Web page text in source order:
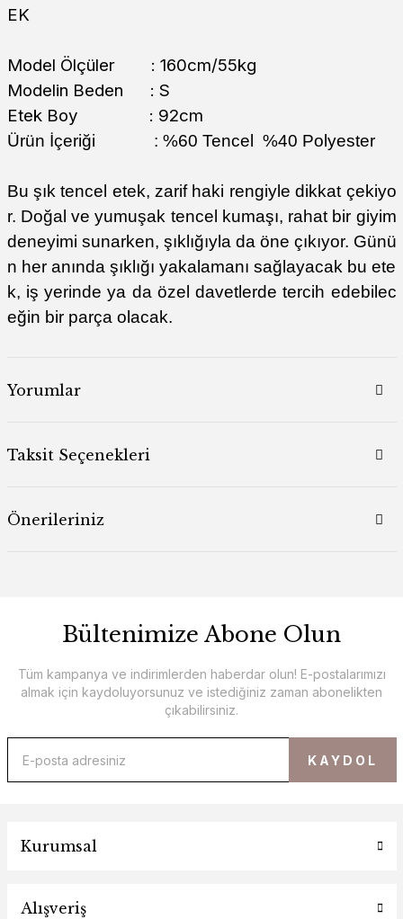
EK
Model Ölçüler : 160cm/55kg
Modelin Beden : S
Etek Boy : 92cm
Ürün İçeriği : %60 Tencel %40 Polyester
Bu şık tencel etek, zarif haki rengiyle dikkat çekiyo
r. Doğal ve yumuşak tencel kumaşı, rahat bir giyim
deneyimi sunarken, şıklığıyla da öne çıkıyor. Günü
n her anında şıklığı yakalamanı sağlayacak bu ete
k, iş yerinde ya da özel davetlerde tercih edebilec
eğin bir parça olacak.
Yorumlar
Taksit Seçenekleri
Önerileriniz
Bültenimize Abone Olun
Tüm kampanya ve indirimlerden haberdar olun! E-postalarımızı
almak için kaydoluyorsunuz ve istediğiniz zaman abonelikten
çıkabilirsiniz.
KAYDOL
Kurumsal
Alışveriş